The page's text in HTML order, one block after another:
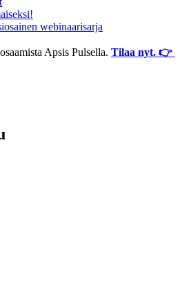
webinaarisarja
Apsis Pulsella. Tilaa nyt. 👉